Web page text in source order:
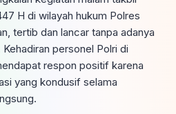
H di wilayah hukum Polres
tertib dan lancar tanpa adanya
personel Polri di
respon positif karena
yang kondusif selama